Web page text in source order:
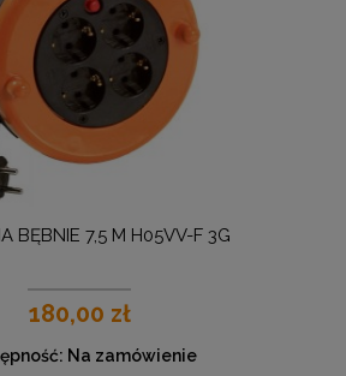
BĘBNIE 7,5 M H05VV-F 3G
180,00 zł
Na zamówienie